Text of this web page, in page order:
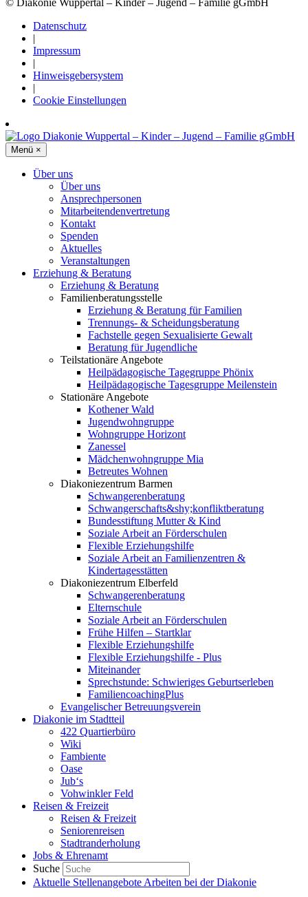
© Diakonie Wuppertal – Kinder – Jugend – Familie gGmbH
Datenschutz
|
Impressum
|
Hinweisgebersystem
|
Cookie Einstellungen
Menü ×
Über uns
Über uns
Ansprechpersonen
Mitarbeitendenvertretung
Kontakt
Spenden
Aktuelles
Veranstaltungen
Erziehung & Beratung
Erziehung & Beratung
Familienberatungsstelle
Erziehung & Beratung für Familien
Trennungs- & Scheidungsberatung
Fachstelle gegen Sexualisierte Gewalt
Beratung für Jugendliche
Teilstationäre Angebote
Heilpädagogische Tagegruppe Phönix
Heilpädagogische Tagesgruppe Meilenstein
Stationäre Angebote
Kothener Wald
Jugendwohngruppe
Wohngruppe Horizont
Zanessel
Mädchenwohngruppe Mia
Betreutes Wohnen
Diakoniezentrum Barmen
Schwangerenberatung
Schwangerschafts&shy;konfliktberatung
Bundesstiftung Mutter & Kind
Soziale Arbeit an Förderschulen
Flexible Erziehungshilfe
Soziale Arbeit an Familienzentren &
Kindertagesstätten
Diakoniezentrum Elberfeld
Schwangerenberatung
Elternschule
Soziale Arbeit an Förderschulen
Frühe Hilfen – Startklar
Flexible Erziehungshilfe
Flexible Erziehungshilfe - Plus
Miteinander
Sprechstunde: Schwieriges Geburtserleben
FamiliencoachingPlus
Evangelischer Betreuungsverein
Diakonie im Stadtteil
422 Quartierbüro
Wiki
Fambiente
Oase
Jub‘s
Vohwinkler Feld
Reisen & Freizeit
Reisen & Freizeit
Seniorenreisen
Stadtranderholung
Jobs & Ehrenamt
Suche
Aktuelle StellenangeboteArbeiten bei der Diakonie